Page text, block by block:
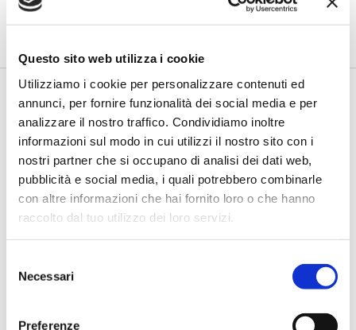
Questo sito web utilizza i cookie
Utilizziamo i cookie per personalizzare contenuti ed
annunci, per fornire funzionalità dei social media e per
analizzare il nostro traffico. Condividiamo inoltre
informazioni sul modo in cui utilizzi il nostro sito con i
nostri partner che si occupano di analisi dei dati web,
pubblicità e social media, i quali potrebbero combinarle
con altre informazioni che hai fornito loro o che hanno
raccolto dal tuo utilizzo dei loro servizi.
delNecessari
Preferenze
di Flavio Padovan, Maddalena Libertini -
Rendere i controlli di
secondo livello più strutturati, standardizzati e capaci di le...
progettata dentro i processi,
I proof of concept